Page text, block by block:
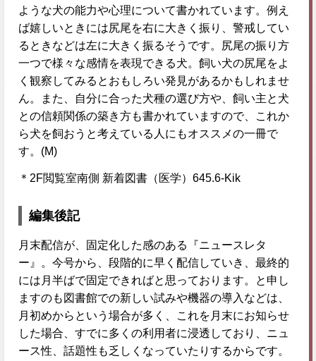
ような犬の能力や心理について書かれています。例え
ば嬉しいときには尻尾を右に大きく振り、警戒してい
るときなどは左に大きく振るそうです。尻尾の振り方
一つで様々な感情を表現できる犬。飼い犬の尻尾をよ
く観察してみるとおもしろい発見があるかもしれませ
ん。また、自分に合った犬種の選び方や、飼い主と犬
との信頼関係の築き方も書かれていますので、これか
ら犬を飼おうと考えている人にもオススメの一冊で
す。(M)
＊2F閲覧室南側 新着図書（医学）645.6-Kik
編集後記
月末配信が、固定化した感のある『ニュースレタ
ー』。今号から、段階的に早く配信していき、最終的
には月半ばで固定できればと思っております。と申し
ますのも図書館での新しい試みや機器の導入などは、
月初めからという場合が多く、これを月末にお知らせ
した場合、すでに多くの利用者に浸透しており、ニュ
ース性、話題性も乏しくなっていたりするからです。